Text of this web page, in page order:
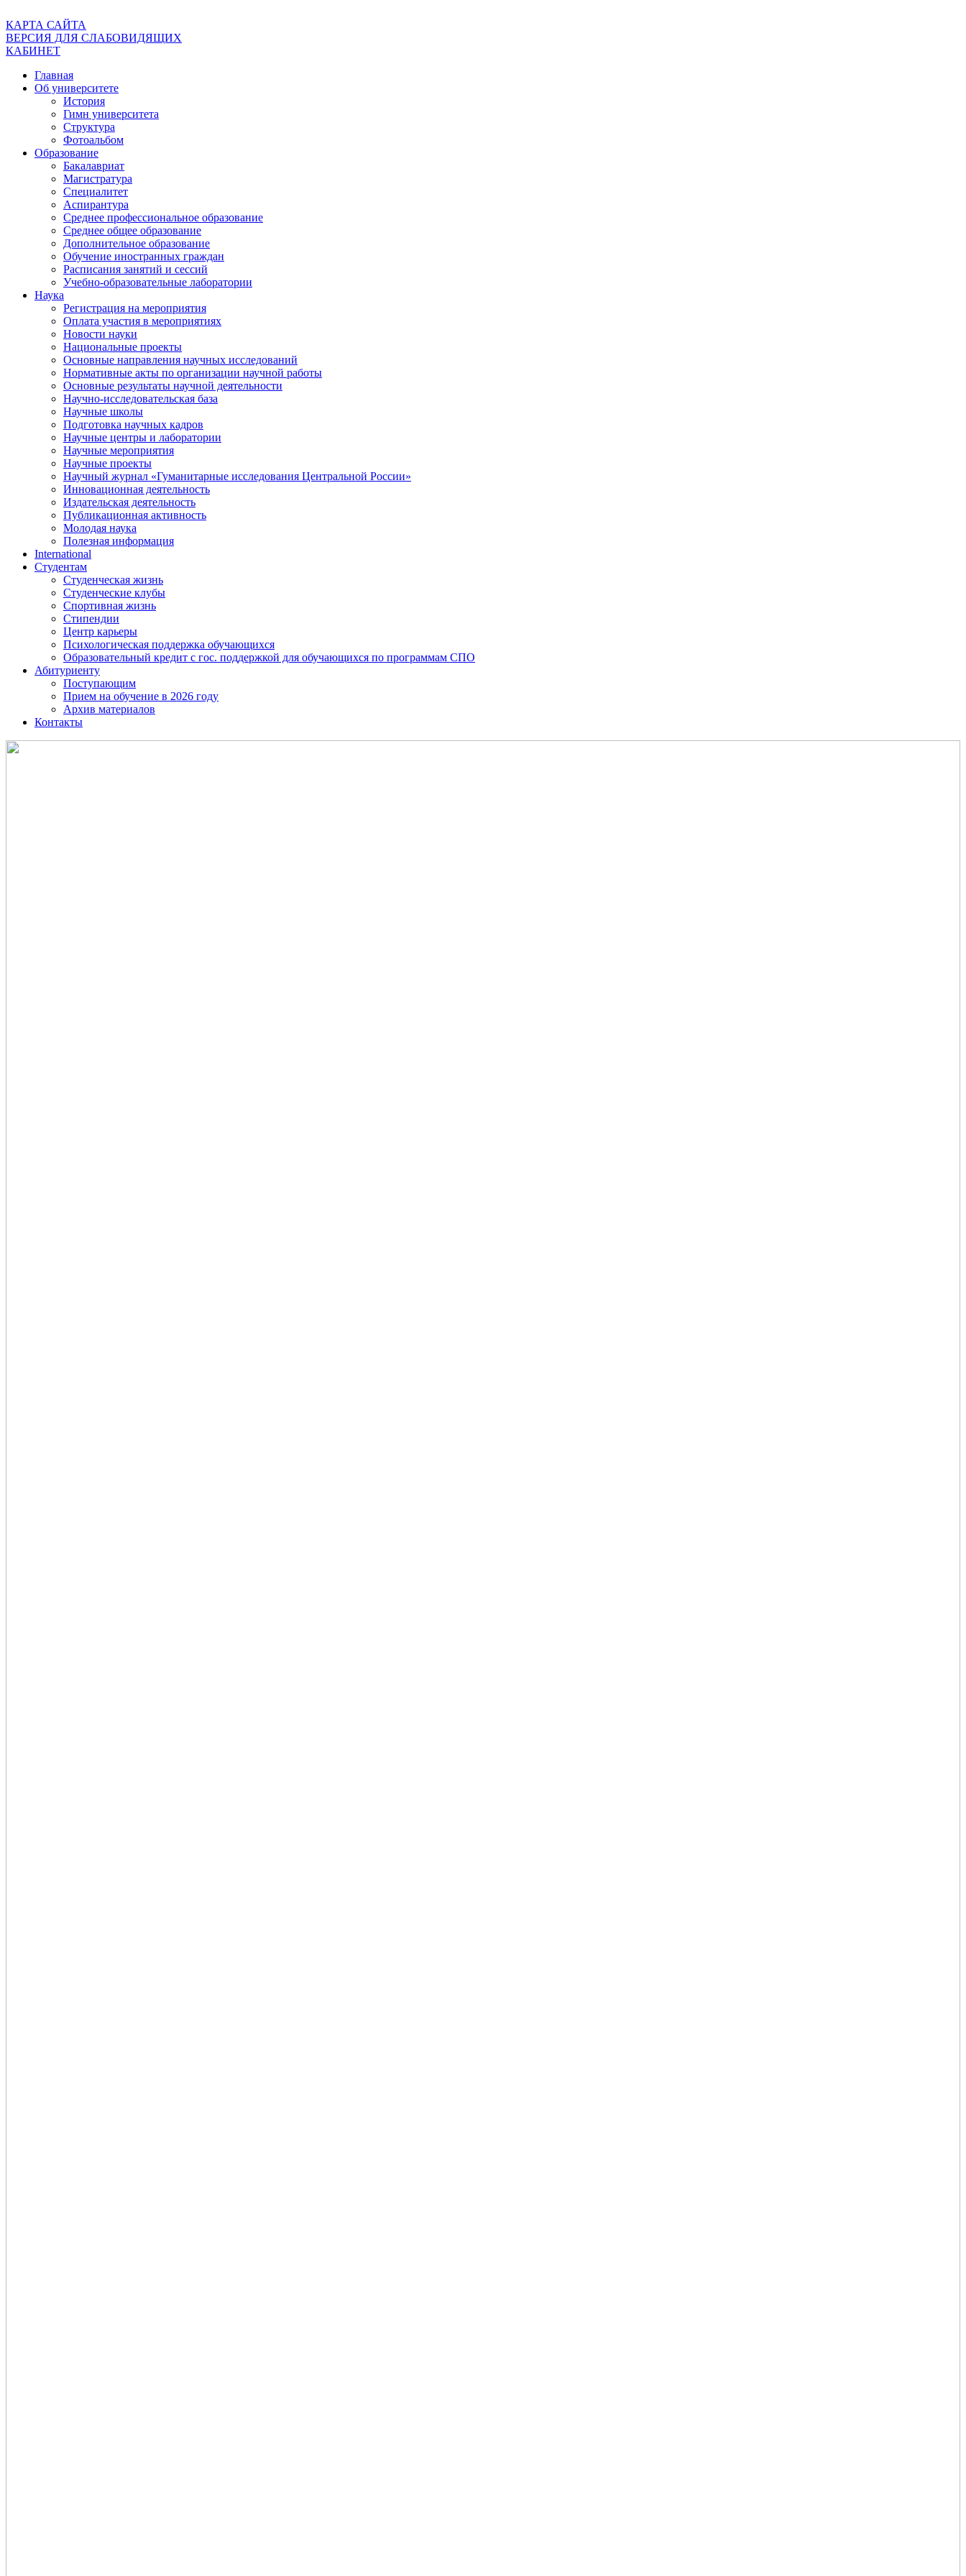
КАРТА САЙТА
ВЕРСИЯ ДЛЯ СЛАБОВИДЯЩИХ
КАБИНЕТ
Главная
Об университете
История
Гимн университета
Структура
Фотоальбом
Образование
Бакалавриат
Магистратура
Специалитет
Аспирантура
Среднее профессиональное образование
Среднее общее образование
Дополнительное образование
Обучение иностранных граждан
Расписания занятий и сессий
Учебно-образовательные лаборатории
Наука
Регистрация на мероприятия
Оплата участия в мероприятиях
Новости науки
Национальные проекты
Основные направления научных исследований
Нормативные акты по организации научной работы
Основные результаты научной деятельности
Научно-исследовательская база
Научные школы
Подготовка научных кадров
Научные центры и лаборатории
Научные мероприятия
Научные проекты
Научный журнал «Гуманитарные исследования Центральной России»
Инновационная деятельность
Издательская деятельность
Публикационная активность
Молодая наука
Полезная информация
International
Студентам
Студенческая жизнь
Студенческие клубы
Спортивная жизнь
Стипендии
Центр карьеры
Психологическая поддержка обучающихся
Образовательный кредит с гос. поддержкой для обучающихся по программам СПО
Абитуриенту
Поступающим
Прием на обучение в 2026 году
Архив материалов
Контакты